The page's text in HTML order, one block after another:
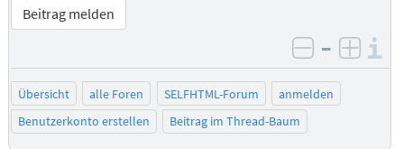
Beitrag melden
negativ
–
Übersicht alle Foren SELFHTML-Forum
anmelden
Benutzerkonto erstellen
Beitrag im Thread-Baum